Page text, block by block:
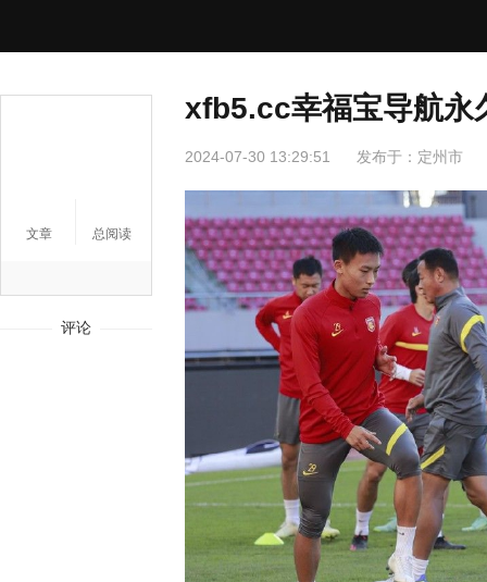
文章 总阅读
评论
xfb5.cc幸福宝导航永
2024-07-30 13:29:51 发布于： 定州市